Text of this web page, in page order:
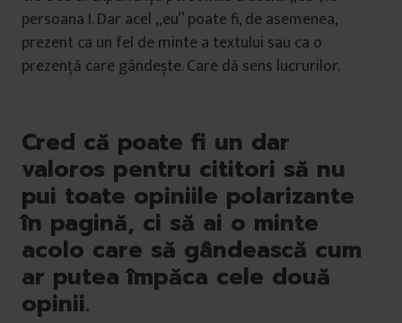
persoana I. Dar acel „eu” poate fi, de asemenea,
prezent ca un fel de minte a textului sau ca o
prezență care gândește. Care dă sens lucrurilor.
Cred că poate fi un dar
valoros pentru cititori să nu
pui toate opiniile polarizante
în pagină, ci să ai o minte
acolo care să gândească cum
ar putea împăca cele două
opinii.